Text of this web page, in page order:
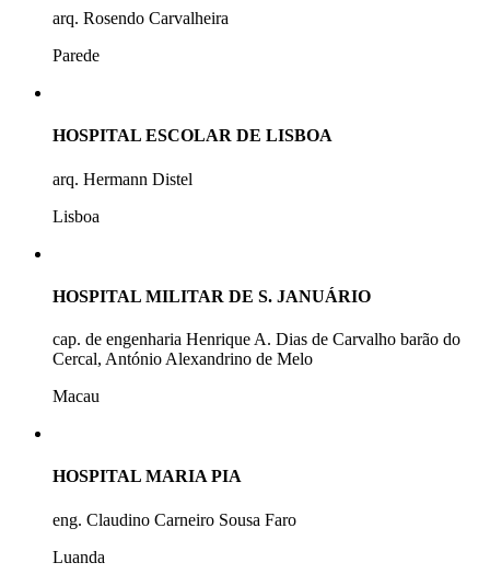
arq. Rosendo Carvalheira
Parede
HOSPITAL ESCOLAR DE LISBOA
arq. Hermann Distel
Lisboa
HOSPITAL MILITAR DE S. JANUÁRIO
cap. de engenharia Henrique A. Dias de Carvalho barão do
Cercal, António Alexandrino de Melo
Macau
HOSPITAL MARIA PIA
eng. Claudino Carneiro Sousa Faro
Luanda